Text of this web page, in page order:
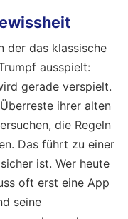
der das klassische
ausspielt:
gerade verspielt.
ihrer alten
die Regeln
Das führt zu einer
ist. Wer heute
oft erst eine App
seine